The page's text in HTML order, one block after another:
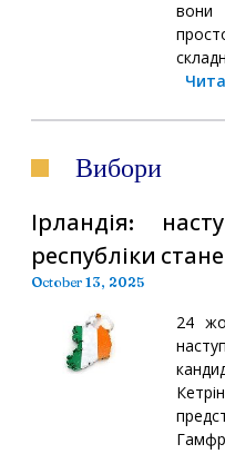
вони
Вибори
Ірландія:
республіки
October 13, 2025
24